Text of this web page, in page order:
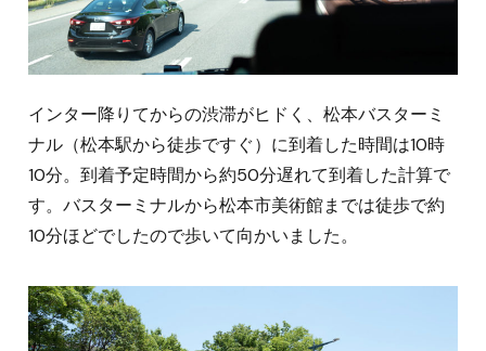
インター降りてからの渋滞がヒドく、松本バスターミ
ナル（松本駅から徒歩ですぐ）に到着した時間は10時
10分。到着予定時間から約50分遅れて到着した計算で
す。バスターミナルから松本市美術館までは徒歩で約
10分ほどでしたので歩いて向かいました。